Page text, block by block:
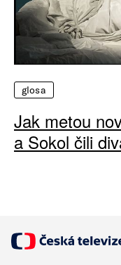
glosa
Jak metou
a Sokol čili